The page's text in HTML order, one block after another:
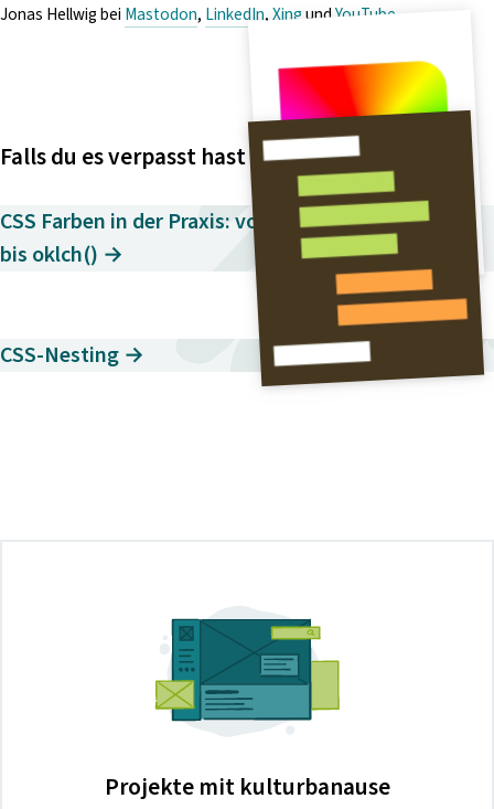
Jonas Hellwig bei Mastodon, LinkedIn,XingundYouTube
Falls du es verpasst hast
CSS Farben in der Praxis: von Hexadezimal
bis oklch() →
CSS-Nesting →
Projekte mit kulturbanause